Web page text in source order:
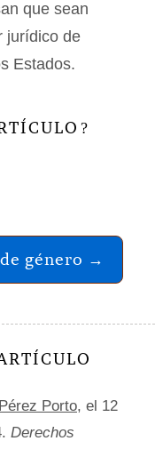
que sean
jurídico de
Estados.
?
género →
Porto, el 12
Derechos